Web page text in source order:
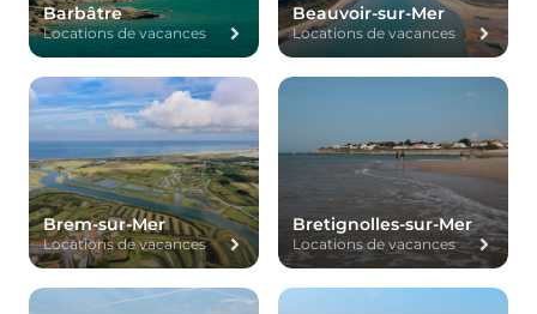
Barbâtre
Locations de vacances
Beauvoir-sur-Mer
Locations de vacances
Brem-sur-Mer
Locations de vacances
Bretignolles-sur-Mer
Locations de vacances